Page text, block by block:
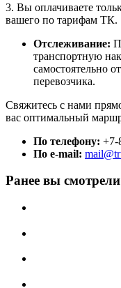
3. Вы оплачиваете
вашего по тарифам ТК.
Отслеживание:
транспортную
самостоятельно
перевозчика.
Свяжитесь с нами
вас оптимальный
По телефону: +7-
По e-mail:
Ранее вы смотрели